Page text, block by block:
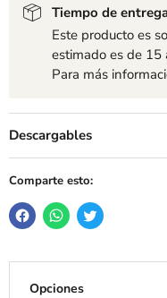
Tiempo de
Este producto es
estimado es de 15
Para más
Descargables
Comparte esto:
Opciones